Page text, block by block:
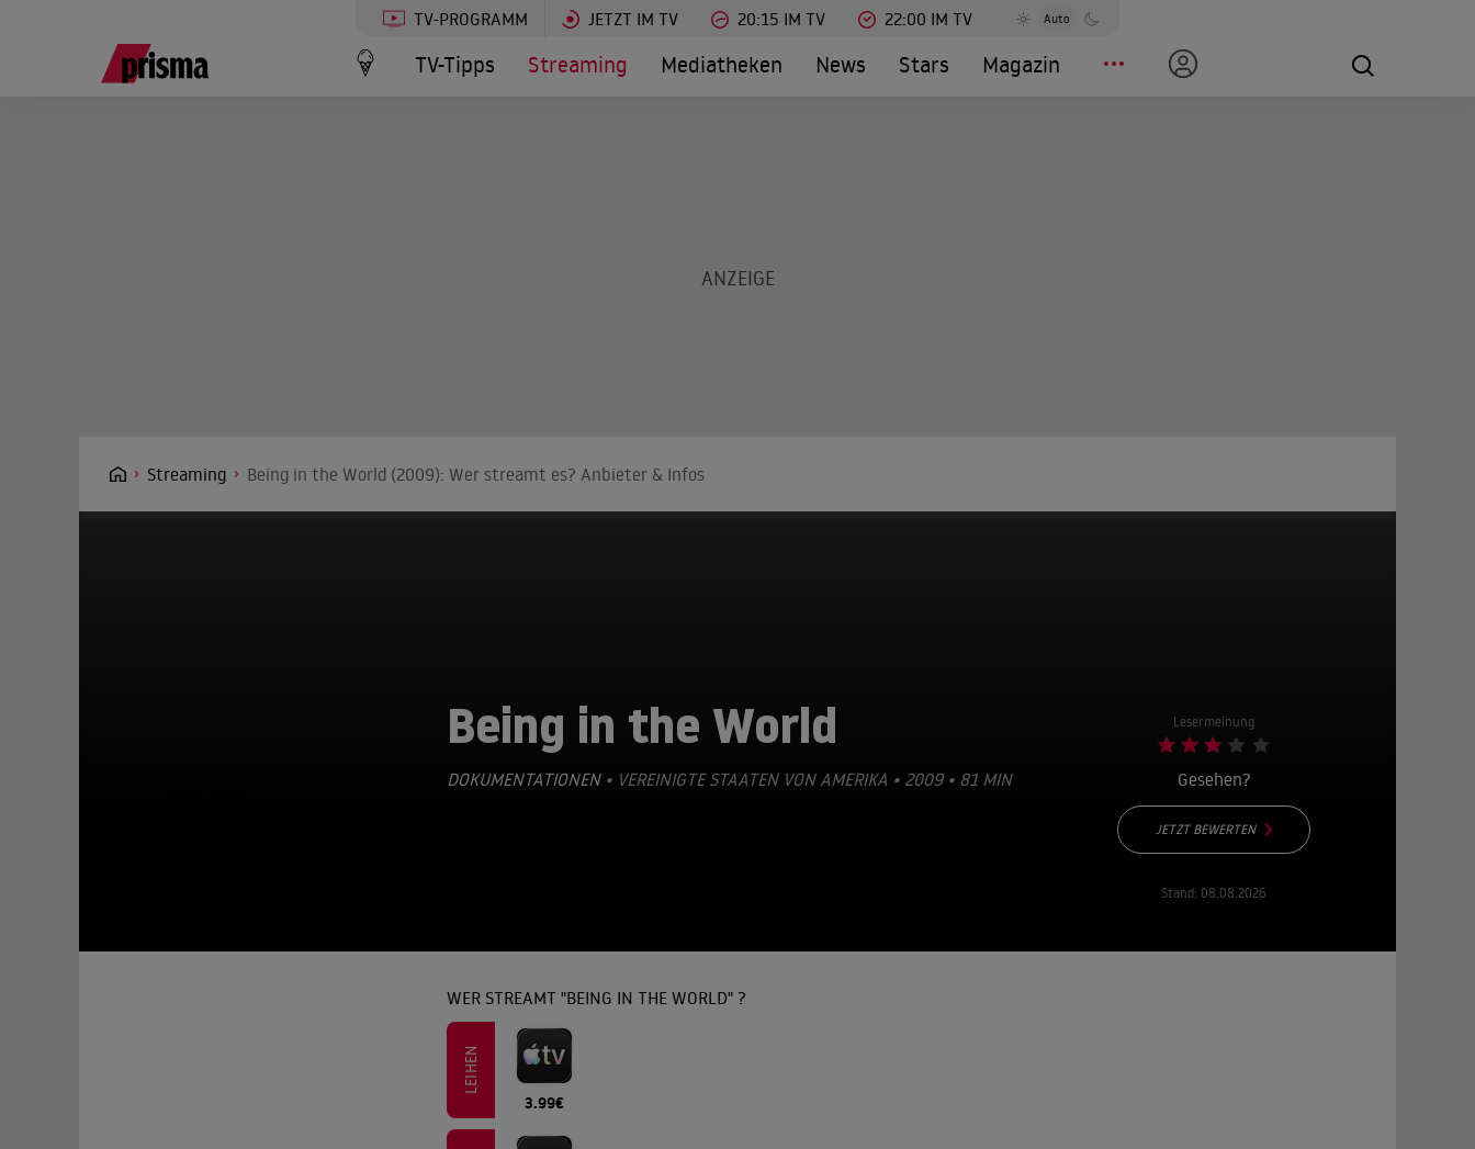
TV-PROGRAMM JETZT IM TV 20:15 IM TV 22:00 IM TV Auto
TV-Tipps Streaming Mediatheken News Stars Magazin
Streaming Being in the World (2009): Wer streamt es? Anbieter & Infos
Being in the World
DOKUMENTATIONEN• VEREINIGTE STAATEN VON AMERIKA • 2009 • 81 MIN
Lesermeinung
Gesehen?
JETZT BEWERTEN
Stand: 08.08.2026
WER STREAMT "BEING IN THE WORLD" ?
LEIHEN
3.99€